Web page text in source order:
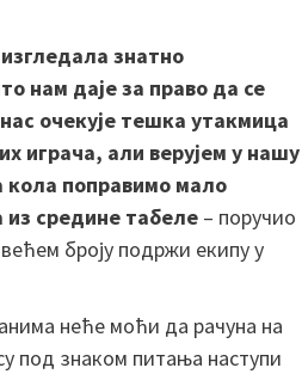
знатно
нам даје за право да се
очекује тешка утакмица
играча, али верујем у нашу
кола поправимо мало
из средине табеле – поручио
броју подржи екипу у
неће моћи да рачуна на
под знаком питања наступи